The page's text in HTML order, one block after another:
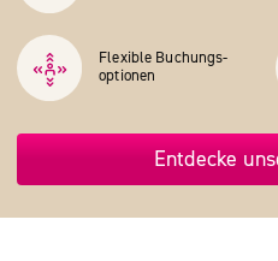
Flexible Buchungs­
optionen
Entdecke